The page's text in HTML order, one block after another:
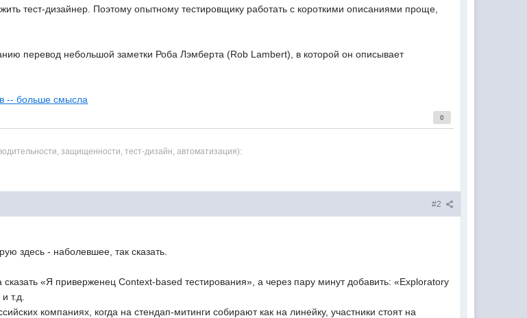
тест-дизайнер. Поэтому опытному тестировщику работать с короткими описаниями проще,
перевод небольшой заметки Роба Лэмберта (Rob Lambert), в которой он описывает
-- больше смысла
0
защищенности, тест-дизайн, автоматизация):
#2
здесь - наболевшее, так сказать.
«Я приверженец Context-based тестирования», а через пару минут добавить: «Exploratory
т.д.
компаниях, когда на стендап-митинги собирают как на линейку, участники стоят на